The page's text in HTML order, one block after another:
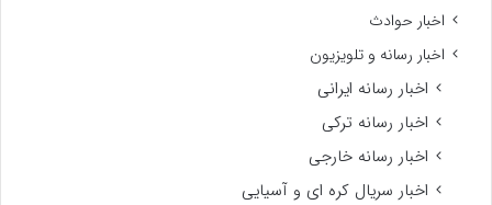
اخبار حوادث
اخبار رسانه و تلویزیون
اخبار رسانه ایرانی
اخبار رسانه ترکی
اخبار رسانه خارجی
اخبار سریال کره ای و آسیایی